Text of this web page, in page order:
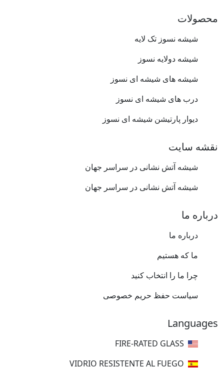
محصولات
شیشه نسوز تک لایه
شیشه دولایه نسوز
شیشه های شیشه ای نسوز
درب های شیشه ای نسوز
دیوار پارتیشن شیشه ای نسوز
نقشه سایت
شیشه آتش نشانی در سراسر جهان
شیشه آتش نشانی در سراسر جهان
درباره ما
درباره ما
ما که هستیم
چرا ما را انتخاب کنید
سیاست حفظ حریم خصوصی
Languages
FIRE-RATED GLASS
VIDRIO RESISTENTE AL FUEGO